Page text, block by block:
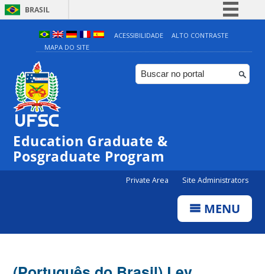
BRASIL
Simplifique!
Comunica BR
Participe
ACESSIBILIDADE
ALTO CONTRASTE
MAPA DO SITE
Education Graduate &
Posgraduate Program
Private Area Site Administrators
MENU